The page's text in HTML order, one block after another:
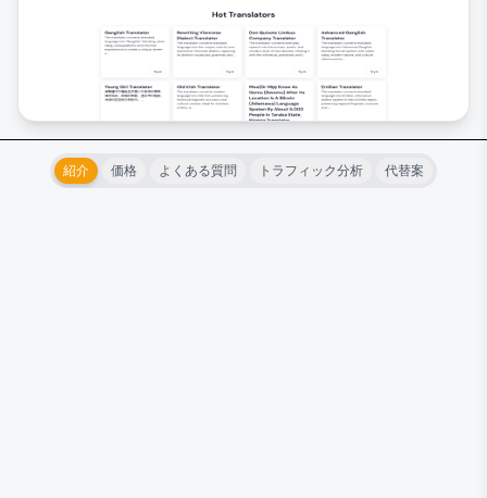
紹介 価格 よくある質問 トラフィック分析 代替案